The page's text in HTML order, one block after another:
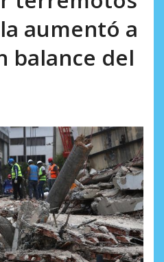
aumentó a
balance del